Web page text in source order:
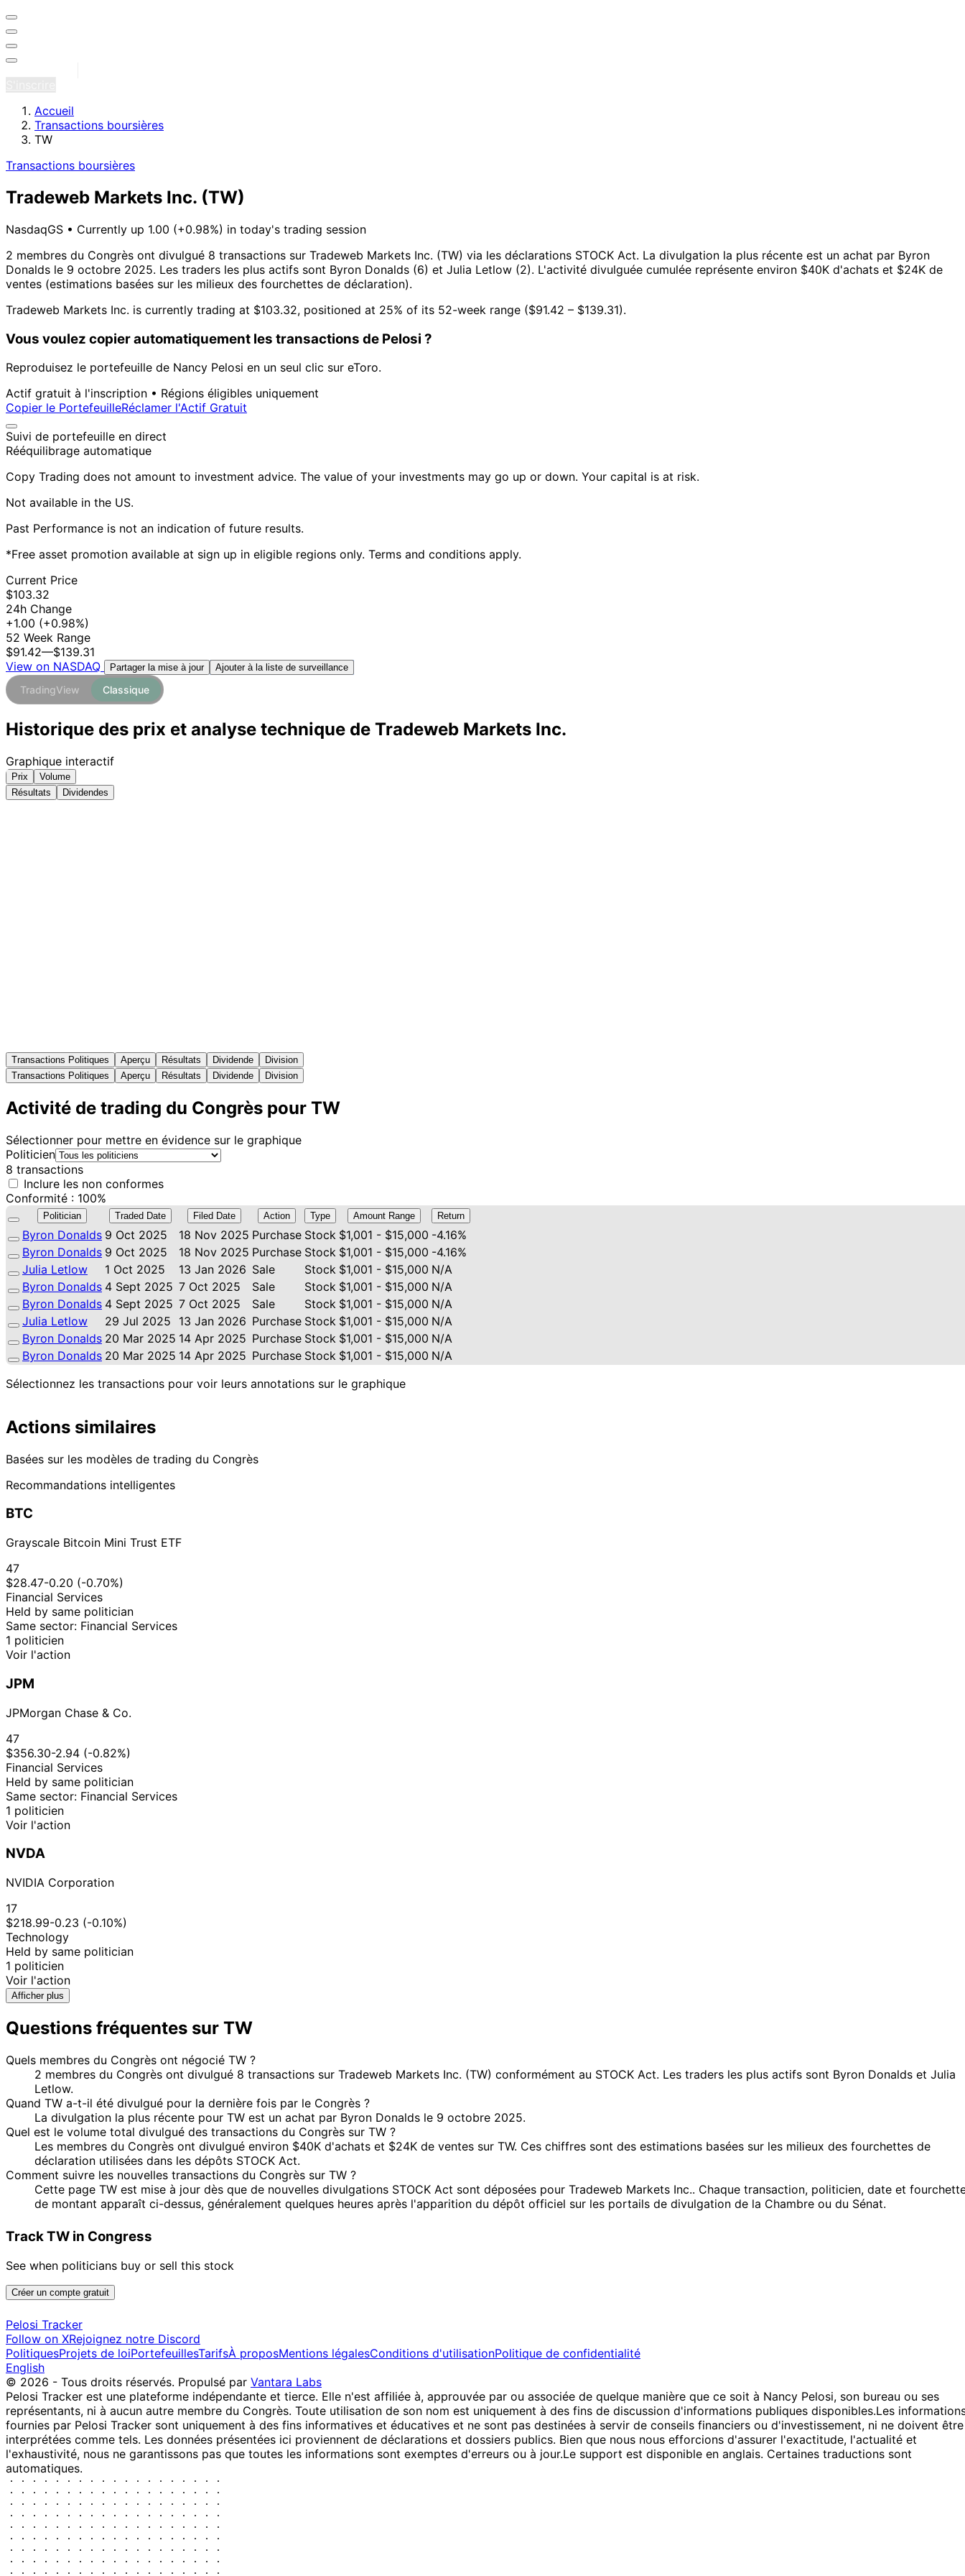
Accueil
Transactions boursières
TW
Transactions boursières
Tradeweb Markets Inc. (TW)
NasdaqGS • Currently up 1.00 (+0.98%) in today's trading session
2 membres du Congrès ont divulgué 8 transactions sur Tradeweb Markets Inc. (TW) via les déclarations STOCK Act. La divulgation la plus récente est un achat par Byron
Donalds le 9 octobre 2025. Les traders les plus actifs sont Byron Donalds (6) et Julia Letlow (2). L'activité divulguée cumulée représente environ $40K d'achats et $24K de
ventes (estimations basées sur les milieux des fourchettes de déclaration).
Tradeweb Markets Inc. is currently trading at $103.32, positioned at 25% of its 52-week range ($91.42 – $139.31).
Vous voulez copier automatiquement les transactions de Pelosi ?
Reproduisez le portefeuille de Nancy Pelosi en un seul clic sur eToro.
Actif gratuit à l'inscription • Régions éligibles uniquement
Copier le PortefeuilleRéclamer l'Actif Gratuit
Suivi de portefeuille en direct
Rééquilibrage automatique
Copy Trading does not amount to investment advice. The value of your investments may go up or down. Your capital is at risk.
Not available in the US.
Past Performance is not an indication of future results.
*Free asset promotion available at sign up in eligible regions only. Terms and conditions apply.
Current Price
$103.32
24h Change
+1.00 (+0.98%)
52 Week Range
$91.42—$139.31
View on NASDAQ
Partager la mise à jour Ajouter à la liste de surveillance
TradingView Classique
Historique des prix et analyse technique de Tradeweb Markets Inc.
Graphique interactif
Prix
Volume
Résultats
Dividendes
Transactions Politiques Aperçu Résultats Dividende
Division
Transactions Politiques
Aperçu Résultats Dividende Division
Activité de trading du Congrès pour TW
Sélectionner pour mettre en évidence sur le graphique
Politicien
8 transactions
Inclure les non conformes
Conformité : 100%
Politician Traded Date Filed Date Action Type Amount Range Return
Byron Donalds 9 Oct 2025 18 Nov 2025 Purchase Stock $1,001 - $15,000 -4.16%
Byron Donalds 9 Oct 2025 18 Nov 2025 Purchase Stock $1,001 - $15,000 -4.16%
Julia Letlow
1 Oct 2025 13 Jan 2026 Sale Stock $1,001 - $15,000 N/A
Byron Donalds 4 Sept 2025 7 Oct 2025 Sale Stock $1,001 - $15,000 N/A
Byron Donalds 4 Sept 2025 7 Oct 2025 Sale Stock $1,001 - $15,000 N/A
Julia Letlow
29 Jul 2025 13 Jan 2026 Purchase Stock $1,001 - $15,000 N/A
Byron Donalds 20 Mar 2025 14 Apr 2025 Purchase Stock $1,001 - $15,000 N/A
Byron Donalds 20 Mar 2025 14 Apr 2025 Purchase Stock $1,001 - $15,000 N/A
Sélectionnez les transactions pour voir leurs annotations sur le graphique
Actions similaires
Basées sur les modèles de trading du Congrès
Recommandations intelligentes
BTC
Grayscale Bitcoin Mini Trust ETF
47
$28.47-0.20 (-0.70%)
Financial Services
Held by same politician
Same sector: Financial Services
1 politicien
Voir l'action
JPM
JPMorgan Chase & Co.
47
$356.30-2.94 (-0.82%)
Financial Services
Held by same politician
Same sector: Financial Services
1 politicien
Voir l'action
NVDA
NVIDIA Corporation
17
$218.99-0.23 (-0.10%)
Technology
Held by same politician
1 politicien
Voir l'action
Afficher plus
Questions fréquentes sur TW
Quels membres du Congrès ont négocié TW ?
2 membres du Congrès ont divulgué 8 transactions sur Tradeweb Markets Inc. (TW) conformément au STOCK Act. Les traders les plus actifs sont Byron Donalds et Julia
Letlow.
Quand TW a-t-il été divulgué pour la dernière fois par le Congrès ?
La divulgation la plus récente pour TW est un achat par Byron Donalds le 9 octobre 2025.
Quel est le volume total divulgué des transactions du Congrès sur TW ?
Les membres du Congrès ont divulgué environ $40K d'achats et $24K de ventes sur TW. Ces chiffres sont des estimations basées sur les milieux des fourchettes de
déclaration utilisées dans les dépôts STOCK Act.
Comment suivre les nouvelles transactions du Congrès sur TW ?
Cette page TW est mise à jour dès que de nouvelles divulgations STOCK Act sont déposées pour Tradeweb Markets Inc.. Chaque transaction, politicien, date et
de montant apparaît ci-dessus, généralement quelques heures après l'apparition du dépôt officiel sur les portails de divulgation de la Chambre ou du Sénat.
Track TW in Congress
See when politicians buy or sell this stock
Créer un compte gratuit
Pelosi Tracker
Follow on XRejoignez notre Discord
PolitiquesProjets de loiPortefeuillesTarifsÀ proposMentions légalesConditions d'utilisationPolitique de confidentialité
English
© 2026 - Tous droits réservés. Propulsé par Vantara Labs
Pelosi Tracker est une plateforme indépendante et tierce. Elle n'est affiliée à, approuvée par ou associée de quelque manière que ce soit à Nancy Pelosi, son bureau ou ses
représentants, ni à aucun autre membre du Congrès. Toute utilisation de son nom est uniquement à des fins de discussion d'informations publiques disponibles.Les
fournies par Pelosi Tracker sont uniquement à des fins informatives et éducatives et ne sont pas destinées à servir de conseils financiers ou d'investissement, ni ne doivent être
interprétées comme tels. Les données présentées ici proviennent de déclarations et dossiers publics. Bien que nous nous efforcions d'assurer l'exactitude, l'actualité et
l'exhaustivité, nous ne garantissons pas que toutes les informations sont exemptes d'erreurs ou à jour.Le support est disponible en anglais. Certaines traductions sont
automatiques.